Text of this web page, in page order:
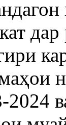
2024